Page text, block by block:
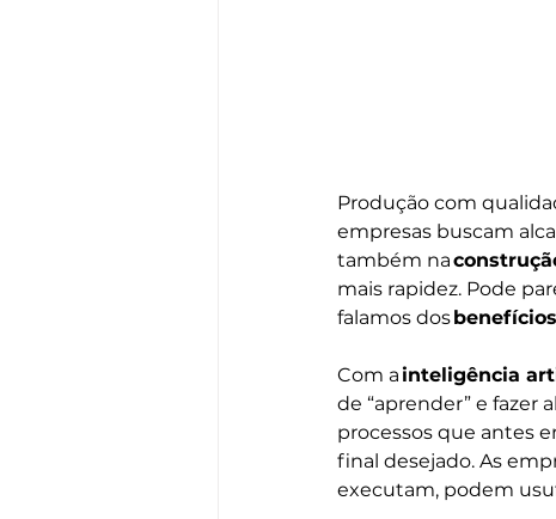
Produção com
empresas buscam
também na
mais rapidez. Pode
falamos dos
Com a inteligência
de “aprender” e fazer
processos que antes
final desejado. As
executam, podem